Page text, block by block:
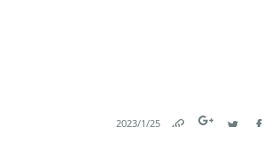
25‏/1‏/2023